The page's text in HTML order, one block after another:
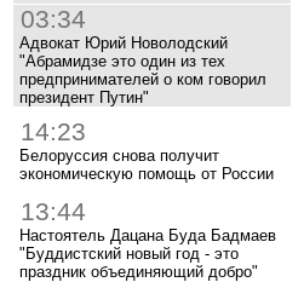
03:34
Адвокат Юрий Новолодский
"Абрамидзе это один из тех
предпринимателей о ком говорил
президент Путин"
14:23
Белоруссия снова получит
экономическую помощь от России
13:44
Настоятель Дацана Буда Бадмаев
"Буддистский новый год - это
праздник объединяющий добро"